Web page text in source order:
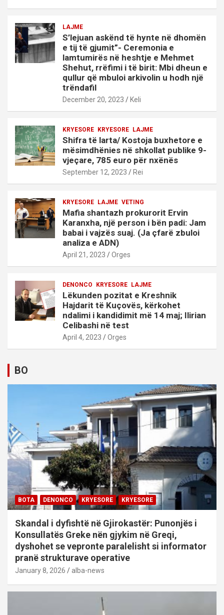
LAJME
S’lejuan askënd të hynte në dhomën
e tij të gjumit”- Ceremonia e
lamtumirës në heshtje e Mehmet
Shehut, rrëfimi i të birit: Mbi dheun e
qullur që mbuloi arkivolin u hodh një
trëndafil
December 20, 2023 Keli
KRYESORE KRYESORE LAJME
Shifra të larta/ Kostoja buxhetore e
mësimdhënies në shkollat publike 9-
vjeçare, 785 euro për nxënës
September 12, 2023 Rei
KRYESORE LAJME VETING
Mafia shantazh prokurorit Ervin
Karanxha, një person i bën padi: Jam
babai i vajzës suaj. (Ja çfarë zbuloi
analiza e ADN)
April 21, 2023 Orges
DENONCO KRYESORE LAJME
Lëkunden pozitat e Kreshnik
Hajdarit të Kuçovës, kërkohet
ndalimi i kandidimit më 14 maj; Ilirian
Celibashi në test
April 4, 2023 Orges
BO
BOTA DENONCO KRYESORE KRYESORE
Skandal i dyfishtë në Gjirokastër: Punonjës i
Konsullatës Greke nën gjykim në Greqi,
dyshohet se vepronte paralelisht si informator
pranë strukturave operative
January 8, 2026 alba-news